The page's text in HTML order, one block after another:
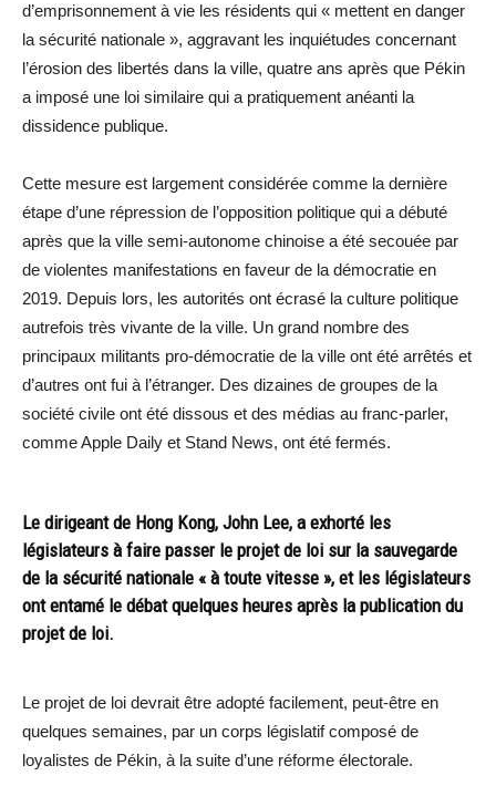
d’emprisonnement à vie les résidents qui « mettent en danger
la sécurité nationale », aggravant les inquiétudes concernant
l’érosion des libertés dans la ville, quatre ans après que Pékin
a imposé une loi similaire qui a pratiquement anéanti la
dissidence publique.
Cette mesure est largement considérée comme la dernière
étape d’une répression de l’opposition politique qui a débuté
après que la ville semi-autonome chinoise a été secouée par
de violentes manifestations en faveur de la démocratie en
2019. Depuis lors, les autorités ont écrasé la culture politique
autrefois très vivante de la ville. Un grand nombre des
principaux militants pro-démocratie de la ville ont été arrêtés et
d’autres ont fui à l’étranger. Des dizaines de groupes de la
société civile ont été dissous et des médias au franc-parler,
comme Apple Daily et Stand News, ont été fermés.
Le dirigeant de Hong Kong, John Lee, a exhorté les
législateurs à faire passer le projet de loi sur la sauvegarde
de la sécurité nationale « à toute vitesse », et les législateurs
ont entamé le débat quelques heures après la publication du
projet de loi.
Le projet de loi devrait être adopté facilement, peut-être en
quelques semaines, par un corps législatif composé de
loyalistes de Pékin, à la suite d’une réforme électorale.